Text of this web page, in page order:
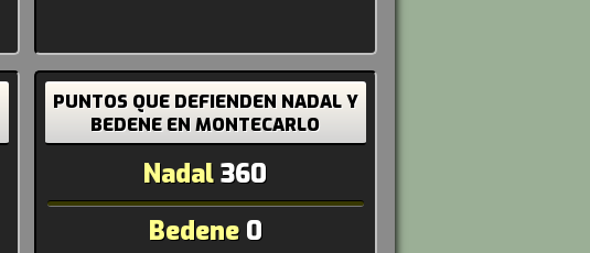
PUNTOS QUE DEFIENDEN NADAL Y
BEDENE EN MONTECARLO
Nadal360
Bedene 0